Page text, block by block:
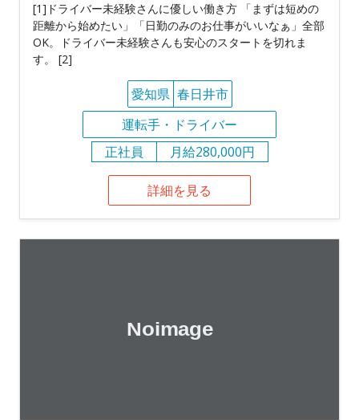
[1]ドライバー未経験さんに優しい働き方 「まずは短めの
距離から始めたい」「日勤のみのお仕事がいいなぁ」全部
OK。ドライバー未経験さんも安心のスタートを切れま
す。 [2]
愛知県 春日井市
運転手・ドライバー
正社員
月給280,000円
詳細を見る